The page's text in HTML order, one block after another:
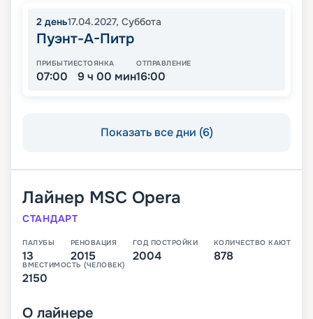
2 день17.04.2027, Суббота
Пуэнт-А-Питр
ПРИБЫТИЕ
07:00
СТОЯНКА
9 ч 00 мин
ОТПРАВЛЕНИЕ
16:00
Показать все дни (6)
Лайнер MSC Opera
СТАНДАРТ
ПАЛУБЫ
13
РЕНОВАЦИЯ
2015
ГОД ПОСТРОЙКИ
2004
КОЛИЧЕСТВО КАЮТ
878
ВМЕСТИМОСТЬ (ЧЕЛОВЕК)
2150
О лайнере